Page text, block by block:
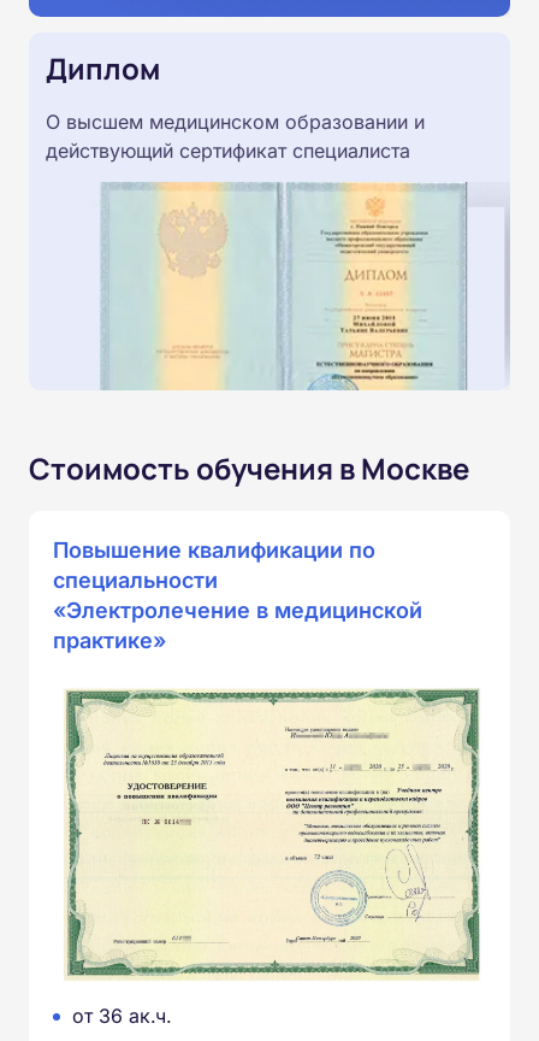
Диплом
О высшем медицинском образовании и
действующий сертификат специалиста
Стоимость обучения в Москве
Повышение квалификации по
специальности
«Электролечение в медицинской
практике»
от 36 ак.ч.